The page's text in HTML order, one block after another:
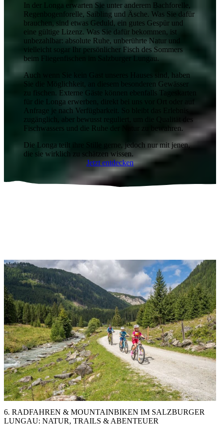
In der Longa erwarten Sie unter anderem Bachforelle,
Regenbogenforelle, Saibling und Äsche. Was Sie dafür
brauchen, sind etwas Geduld, ein gutes Gespür und
eine gültige Lizenz. Was Sie dafür bekommen, ist
unbezahlbar: absolute Ruhe, unberührte Natur und
vielleicht sogar Ihr persönlicher Fisch des Sommers
beim Fliegenfischen im Salzburger Lungau.
Auch wenn Sie kein Gast unseres Hauses sind, haben
Sie die Möglichkeit, an diesem besonderen Gewässer
zu fischen. Externe Gäste können ebenfalls Tageskarten
für die Longa erwerben, direkt bei uns vor Ort oder auf
Anfrage je nach Verfügbarkeit. So bleibt das Erlebnis
zugänglich, aber bewusst reguliert, um die Qualität des
Fischwassers und die Ruhe der Natur zu bewahren.
Die Longa teilt ihre Stille gerne, jedoch nur mit jenen,
die sie wirklich zu schätzen wissen.
Jetzt entdecken
6. RADFAHREN & MOUNTAINBIKEN IM SALZBURGER
LUNGAU: NATUR, TRAILS & ABENTEUER